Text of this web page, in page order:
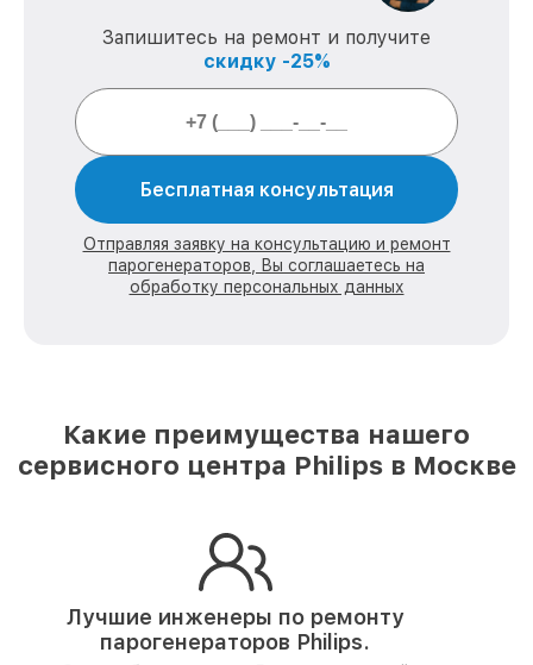
Запишитесь на ремонт и получите
скидку -25%
Бесплатная консультация
Отправляя заявку на консультацию и ремонт
парогенераторов, Вы соглашаетесь на
обработку персональных данных
Какие преимущества нашего
сервисного центра Philips в Москве
Лучшие инженеры по ремонту
парогенераторов Philips.